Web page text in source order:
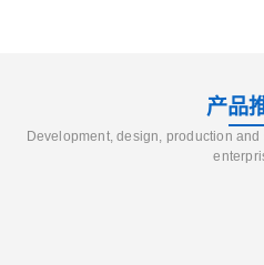
产品
Development, design, production